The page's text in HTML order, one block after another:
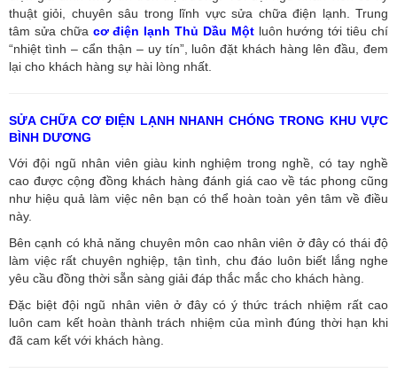
thuật giỏi, chuyên sâu trong lĩnh vực sửa chữa điện lạnh. Trung
tâm sửa chữa cơ điện lạnh Thủ Dầu Mộtluôn hướng tới tiêu chí
“nhiệt tình – cẩn thận – uy tín”, luôn đặt khách hàng lên đầu, đem
lại cho khách hàng sự hài lòng nhất.
SỬA CHỮA CƠ ĐIỆN LẠNH NHANH CHÓNG TRONG KHU VỰC
BÌNH DƯƠNG
Với đội ngũ nhân viên giàu kinh nghiệm trong nghề, có tay nghề
cao được cộng đồng khách hàng đánh giá cao về tác phong cũng
như hiệu quả làm việc nên bạn có thể hoàn toàn yên tâm về điều
này.
Bên cạnh có khả năng chuyên môn cao nhân viên ở đây có thái độ
làm việc rất chuyên nghiệp, tận tình, chu đáo luôn biết lắng nghe
yêu cầu đồng thời sẵn sàng giải đáp thắc mắc cho khách hàng.
Đặc biệt đội ngũ nhân viên ở đây có ý thức trách nhiệm rất cao
luôn cam kết hoàn thành trách nhiệm của mình đúng thời hạn khi
đã cam kết với khách hàng.